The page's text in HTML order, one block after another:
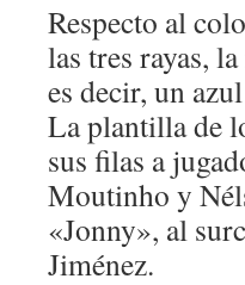
Respecto al
las tres rayas,
es decir, un
La plantilla de
sus filas a
Moutinho y
«Jonny», al
Jiménez.